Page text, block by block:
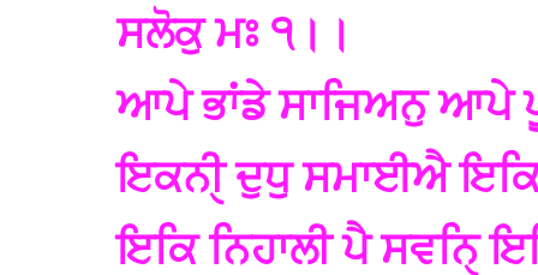
ਸਲੋਕੁ ਮਃ ੧।।
ਆਪੇ ਭਾਂਡੇ ਸਾਜਿਅਨੁ ਆਪੇ
ਇਕਨੀੑ ਦੁਧੁ ਸਮਾਈਐ
ਇਕਿ ਨਿਹਾਲੀ ਪੈ ਸਵਨਿੑ